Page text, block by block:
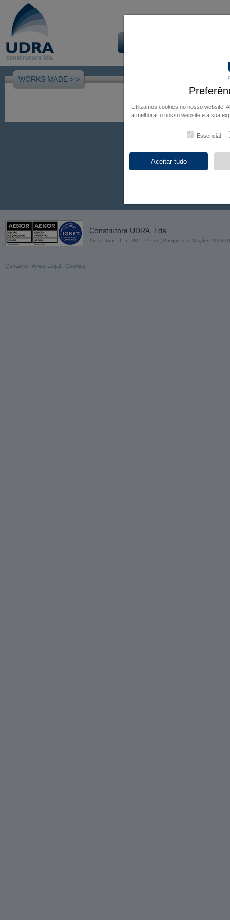
Utilizamos cookies no nosso website.
a melhorar o nosso website e a sua
Essencial
WORKS MADE > >
Construtora UDRA, Lda
Av. D. Joao II - n. 30 - 7º Piso, Parque das Nações
Contacto | Aviso Legal | Cookies